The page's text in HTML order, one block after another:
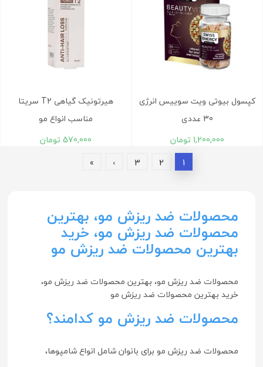
کپسول بیوتی ویت سوییس انرژی
30 عددی
1,200,000 تومان
هیرتونیک گیاهی T2 سریتا
مناسب انواع مو
570,000 تومان
1
2
3
›
»
محصولات ضد ریزش مو، بهترین
محصولات ضد ریزش مو، خرید
بهترین محصولات ضد ریزش مو
محصولات ضد ریزش مو، بهترین محصولات ضد ریزش مو،
خرید بهترین محصولات ضد ریزش مو
محصولات ضد ریزش مو کدامند؟
محصولات ضد ریزش مو برای بانوان شامل انواع شامپوها،